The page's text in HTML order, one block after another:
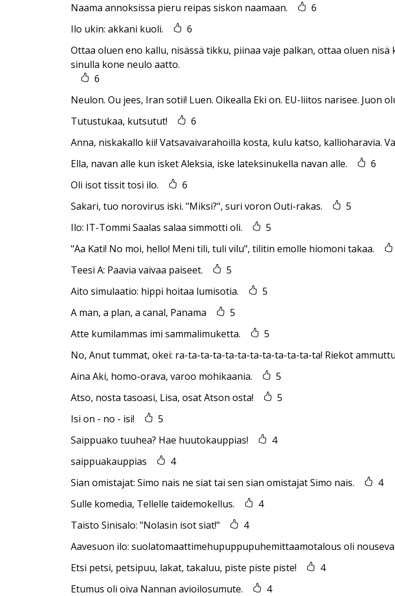
Naama annoksissa pieru reipas siskon naamaan.
6
Ilo ukin: akkani kuoli.
6
Ottaa oluen eno kallu, nisässä tikku, piinaa vaje palkan, ottaa oluen
sinulla kone neulo aatto.
6
Neulon. Ou jees, Iran sotii! Luen. Oikealla Eki on. EU-liitos narisee. Juon
Tutustukaa, kutsutut!
6
Anna, niskakallo kii! Vatsavaivarahoilla kosta, kulu katso, kallioharavia.
Ella, navan alle kun isket Aleksia, iske lateksinukella navan alle.
6
Oli isot tissit tosi ilo.
6
Sakari, tuo norovirus iski. "Miksi?", suri voron Outi-rakas.
5
Ilo: IT-Tommi Saalas salaa simmotti oli.
5
"Aa Kati! No moi, hello! Meni tili, tuli vilu", tilitin emolle hiomoni takaa.
Teesi A: Paavia vaivaa paiseet.
5
Aito simulaatio: hippi hoitaa lumisotia.
5
A man, a plan, a canal, Panama
5
Atte kumilammas imi sammalimuketta.
5
No, Anut tummat, okei: ra-ta-ta-ta-ta-ta-ta-ta-ta-ta-ta-ta! Riekot
Aina Aki, homo-orava, varoo mohikaania.
5
Atso, nosta tasoasi, Lisa, osat Atson osta!
5
Isi on - no - isi!
5
Saippuako tuuhea? Hae huutokauppias!
4
saippuakauppias
4
Sian omistajat: Simo nais ne siat tai sen sian omistajat Simo nais.
4
Sulle komedia, Tellelle taidemokellus.
4
Taisto Sinisalo: "Nolasin isot siat!"
4
Aavesuon ilo: suolatomaattimehupuppupuhemittaamotalous oli
Etsi petsi, petsipuu, lakat, takaluu, piste piste piste!
4
Etumus oli oiva Nannan avioilosumute.
4